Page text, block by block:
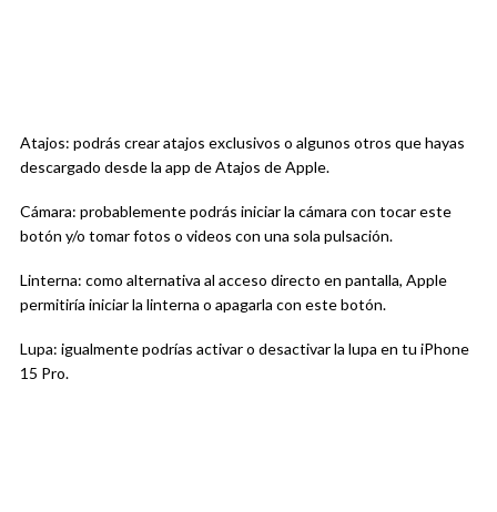
Atajos: podrás crear atajos exclusivos o algunos otros que hayas
descargado desde la app de Atajos de Apple.
Cámara: probablemente podrás iniciar la cámara con tocar este
botón y/o tomar fotos o videos con una sola pulsación.
Linterna: como alternativa al acceso directo en pantalla, Apple
permitiría iniciar la linterna o apagarla con este botón.
Lupa: igualmente podrías activar o desactivar la lupa en tu iPhone
15 Pro.